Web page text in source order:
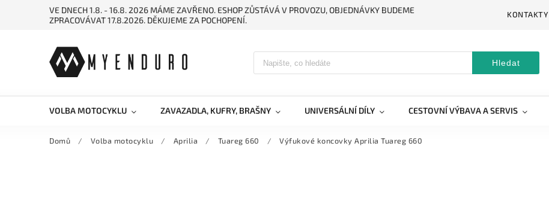
VE DNECH 1.8. - 16.8. 2026 MÁME ZAVŘENO. ESHOP ZŮSTÁVÁ V PROVOZU, OBJEDNÁVKY BUDEME
ZPRACOVÁVAT 17.8.2026. DĚKUJEME ZA POCHOPENÍ.
KONTAKTY
Hledat
VOLBA MOTOCYKLU ZAVAZADLA, KUFRY, BRAŠNY UNIVERSÁLNÍ DÍLY CESTOVNÍ VÝBAVA A SERVIS
Domů / Volba motocyklu / Aprilia / Tuareg 660 / Výfukové koncovky Aprilia Tuareg 660